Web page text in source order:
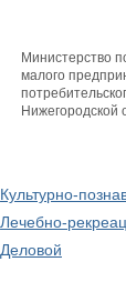
Министерство
малого
Нижегородской
Культурно-
Лечебно-
Деловой